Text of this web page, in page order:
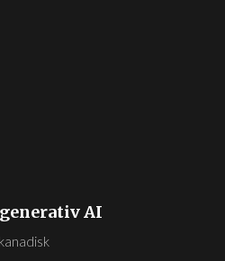
AI